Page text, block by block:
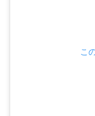
こ